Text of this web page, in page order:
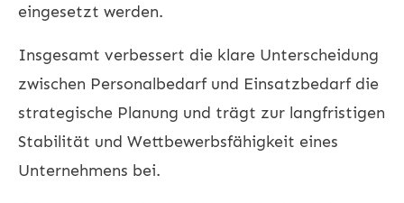
eingesetzt werden.
Insgesamt verbessert die klare Unterscheidung
zwischen Personalbedarf und Einsatzbedarf die
strategische Planung und trägt zur langfristigen
Stabilität und Wettbewerbsfähigkeit eines
Unternehmens bei.